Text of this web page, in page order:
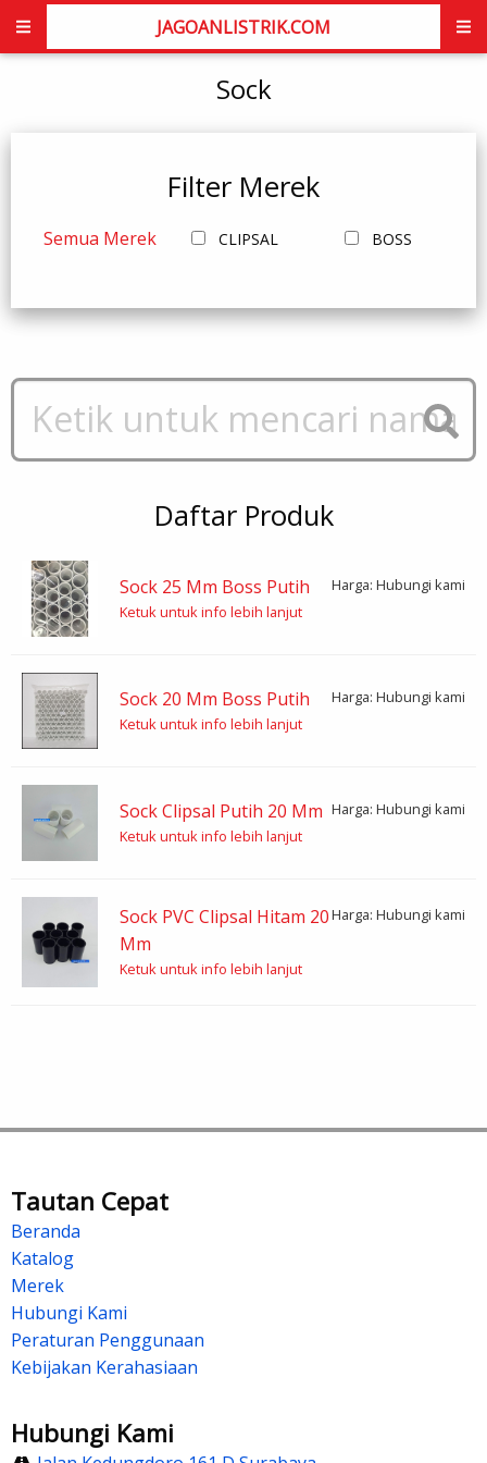
JAGOANLISTRIK.COM
Sock
Filter Merek
Semua Merek CLIPSAL BOSS
Daftar Produk
Sock 25 Mm Boss Putih
Harga: Hubungi kami
Ketuk untuk info lebih lanjut
Sock 20 Mm Boss Putih
Harga: Hubungi kami
Ketuk untuk info lebih lanjut
Sock Clipsal Putih 20 Mm Harga: Hubungi kami
Ketuk untuk info lebih lanjut
Sock PVC Clipsal Hitam 20
Mm
Harga: Hubungi kami
Ketuk untuk info lebih lanjut
Tautan Cepat
Beranda
Katalog
Merek
Hubungi Kami
Peraturan Penggunaan
Kebijakan Kerahasiaan
Hubungi Kami